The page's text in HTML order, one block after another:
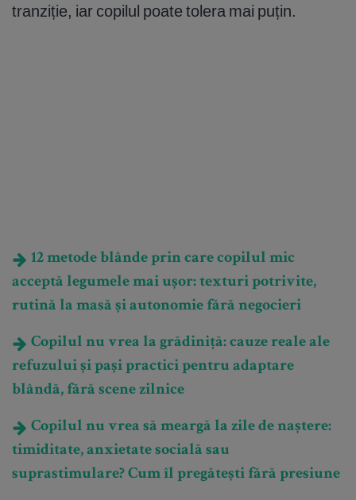
tranziție, iar copilul poate tolera mai puțin.
12 metode blânde prin care copilul mic
acceptă legumele mai ușor: texturi potrivite,
rutină la masă și autonomie fără negocieri
Copilul nu vrea la grădiniță: cauze reale ale
refuzului și pași practici pentru adaptare
blândă, fără scene zilnice
Copilul nu vrea să meargă la zile de naștere:
timiditate, anxietate socială sau
suprastimulare? Cum îl pregătești fără presiune